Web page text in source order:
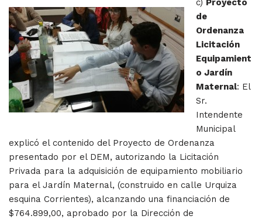
c) Proyecto
de
Ordenanza
Licitación
Equipamient
o Jardín
Maternal: El
Sr.
Intendente
Municipal
explicó el contenido del Proyecto de Ordenanza
presentado por el DEM, autorizando la Licitación
Privada para la adquisición de equipamiento mobiliario
para el Jardín Maternal, (construido en calle Urquiza
esquina Corrientes), alcanzando una financiación de
$764.899,00, aprobado por la Dirección de